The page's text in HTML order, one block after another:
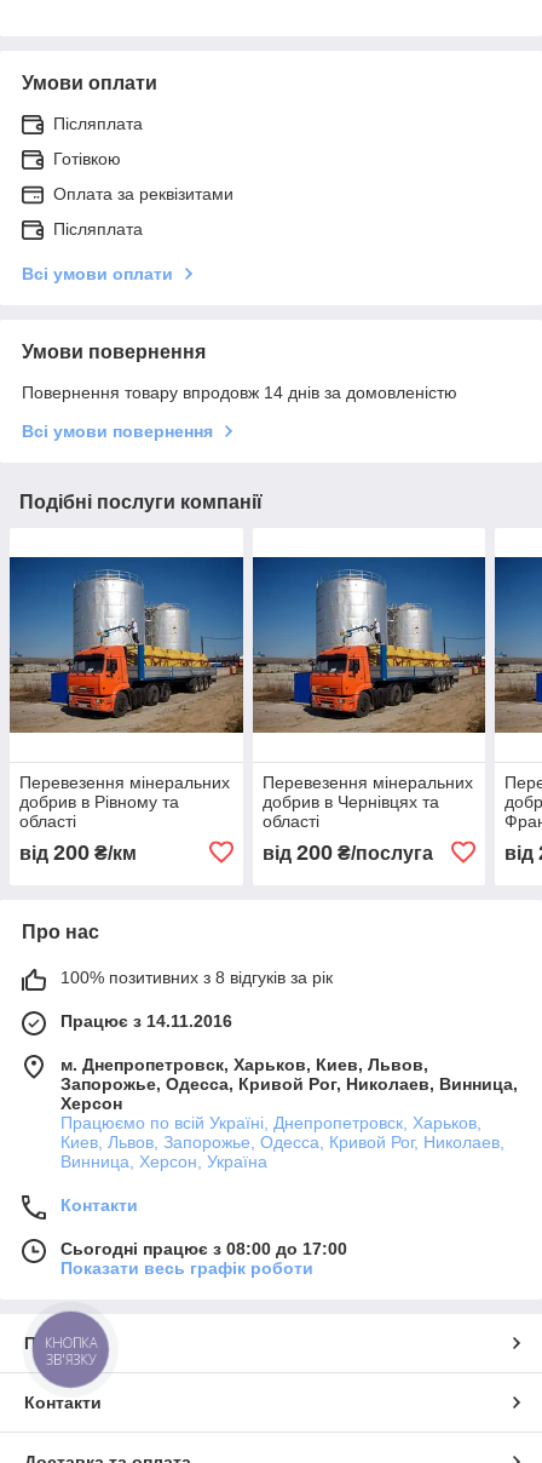
Умови оплати
Післяплата
Готівкою
Оплата за реквізитами
Післяплата
Всі умови оплати
Умови повернення
Повернення товару впродовж 14 днів за домовленістю
Всі умови повернення
Подібні послуги компанії
Перевезення мінеральних
добрив в Рівному та
області
від 200 ₴/км
Перевезення мінеральних
добрив в Чернівцях та
області
від 200₴/послуга від
Про нас
100% позитивних з 8 відгуків за рік
Працює з 14.11.2016
м. Днепропетровск, Харьков, Киев, Львов,
Запорожье, Одесса, Кривой Рог, Николаев, Винница,
Херсон
Працюємо по всій Україні, Днепропетровск, Харьков,
Киев, Львов, Запорожье, Одесса, Кривой Рог, Николаев,
Винница, Херсон, Україна
Контакти
Сьогодні працює з 08:00 до 17:00
Показати весь графік роботи
Про нас
Контакти
КНОПКА
ЗВ'ЯЗКУ